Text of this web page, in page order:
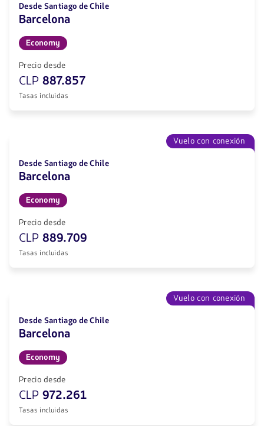
Desde Santiago de Chile
Barcelona
Economy
Precio desde
CLP 887.857
Tasas incluidas
Vuelo con conexión
Desde Santiago de Chile
Barcelona
Economy
Precio desde
CLP 889.709
Tasas incluidas
Vuelo con conexión
Desde Santiago de Chile
Barcelona
Economy
Precio desde
CLP 972.261
Tasas incluidas